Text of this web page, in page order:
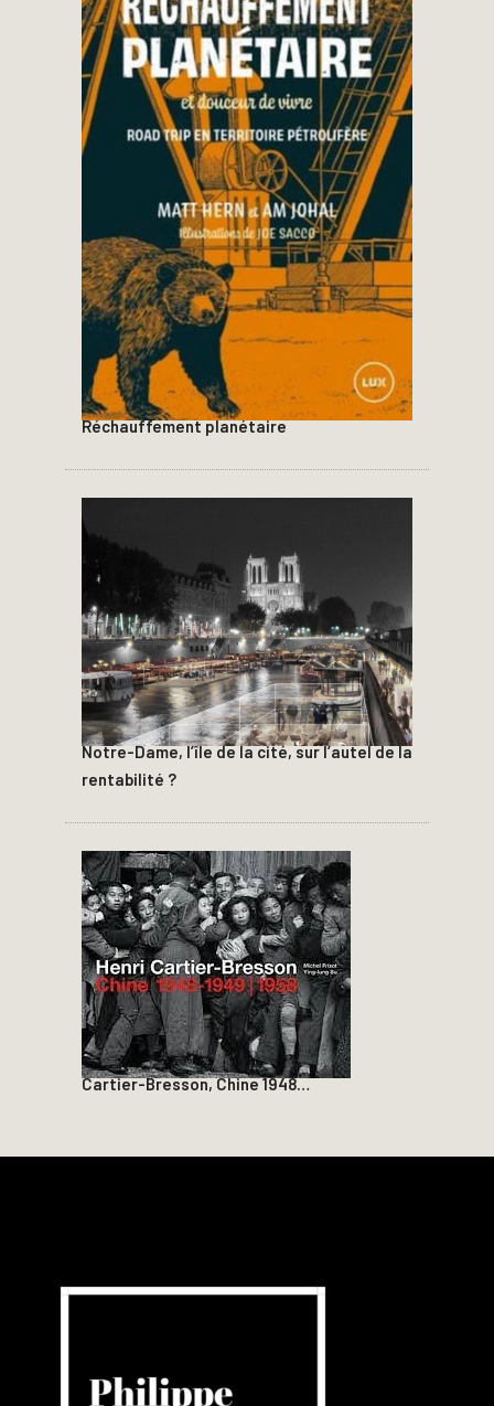
Réchauffement planétaire
Notre-Dame, l’île de la cité, sur l’autel de la
rentabilité ?
Cartier-Bresson, Chine 1948…